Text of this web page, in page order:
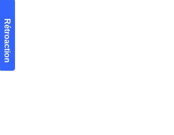
Rétroaction